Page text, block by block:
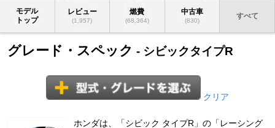
モデル
トップ
レビュー
(1,957)
燃費
(68,364)
中古車
(830)
すべて
グレード・スペック - シビックタイプR
クリア
ホンダは、「シビック タイプR」の「レーシング